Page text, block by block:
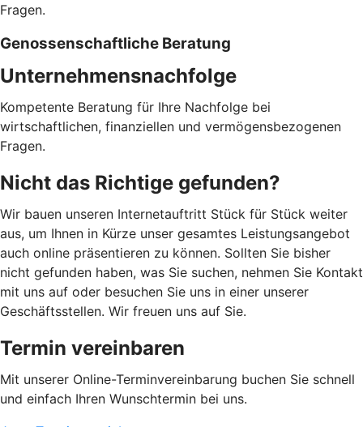
Fragen.
Genossenschaftliche Beratung
Unternehmensnachfolge
Kompetente Beratung für Ihre Nachfolge bei
wirtschaftlichen, finanziellen und vermögensbezogenen
Fragen.
Nicht das Richtige gefunden?
Wir bauen unseren Internetauftritt Stück für Stück weiter
aus, um Ihnen in Kürze unser gesamtes Leistungsangebot
auch online präsentieren zu können. Sollten Sie bisher
nicht gefunden haben, was Sie suchen, nehmen Sie Kontakt
mit uns auf oder besuchen Sie uns in einer unserer
Geschäftsstellen. Wir freuen uns auf Sie.
Termin vereinbaren
Mit unserer Online-Terminvereinbarung buchen Sie schnell
und einfach Ihren Wunschtermin bei uns.